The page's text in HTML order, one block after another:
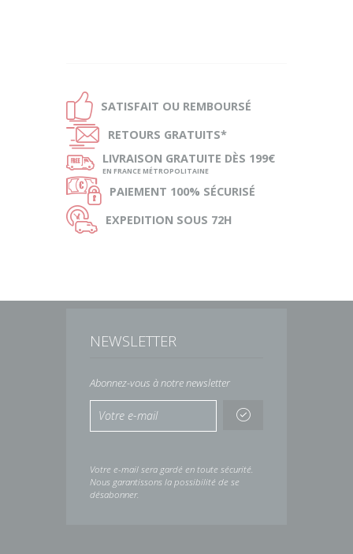
Ð SATISFAIT OU REMBOURSÉ
Ñ RETOURS GRATUITS*
ø LIVRAISON GRATUITE DÈS 199€
EN FRANCE MÉTROPOLITAINE
Ø PAIEMENT 100% SÉCURISÉ
Ù EXPEDITION SOUS 72H
NEWSLETTER
Abonnez-vous à notre newsletter
Votre e-mail sera gardé en toute sécurité.
Nous garantissons la possibilité de se
désabonner.